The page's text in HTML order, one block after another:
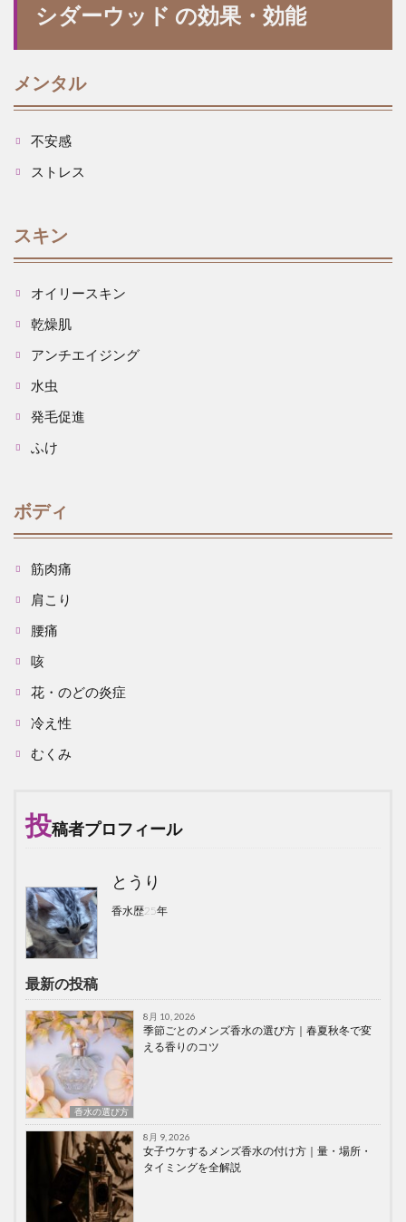
シダーウッド の効果・効能
メンタル
不安感
ストレス
スキン
オイリースキン
乾燥肌
アンチエイジング
水虫
発毛促進
ふけ
ボディ
筋肉痛
肩こり
腰痛
咳
花・のどの炎症
冷え性
むくみ
投稿者プロフィール
とうり
香水歴25年
最新の投稿
香水の選び方
8月 10, 2026
季節ごとのメンズ香水の選び方｜春夏秋冬で変
える香りのコツ
8月 9, 2026
女子ウケするメンズ香水の付け方｜量・場所・
タイミングを全解説